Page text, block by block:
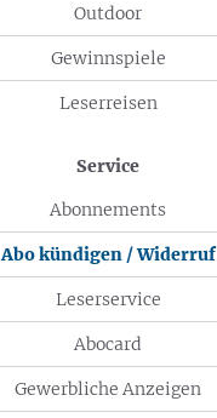
Outdoor
Gewinnspiele
Leserreisen
Service
Abonnements
Abo kündigen / Widerruf
Leserservice
Abocard
Gewerbliche Anzeigen